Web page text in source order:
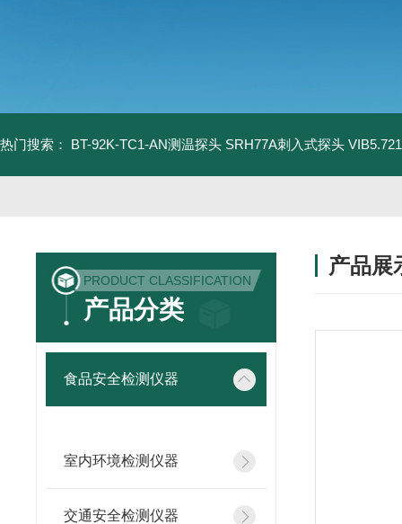
热门搜索： BT-92K-TC1-AN测温探头 SRH77A刺入式探头
PRODUCT CLASSIFICATION
产品分类
食品安全检测仪器
室内环境检测仪器
交通安全检测仪器
产品展